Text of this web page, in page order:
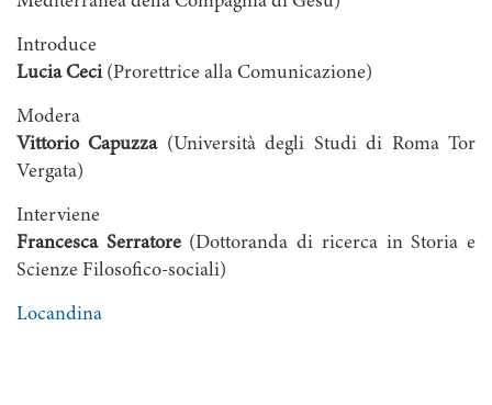
Introduce
Lucia Ceci(Prorettrice alla Comunicazione)
Modera
Vittorio Capuzza(Università degli Studi di Roma Tor
Vergata)
Interviene
Francesca Serratore(Dottoranda di ricerca in Storia e
Scienze Filosofico-sociali)
Locandina